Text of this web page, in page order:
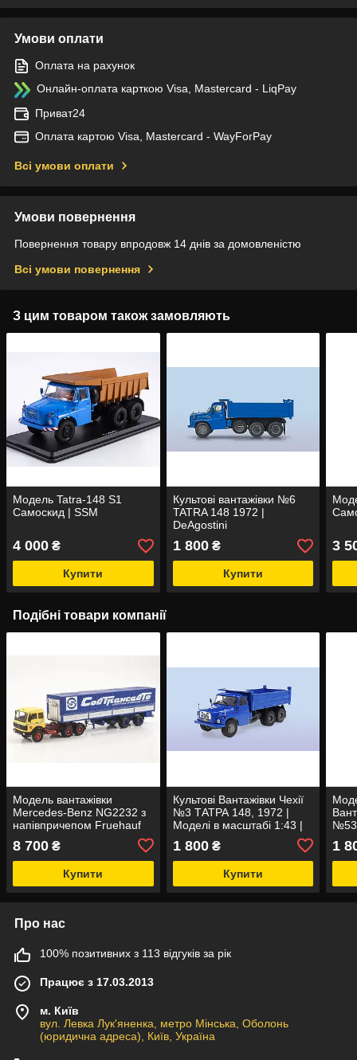
Умови оплати
Оплата на рахунок
Онлайн-оплата карткою Visa, Mastercard - LiqPay
Приват24
Оплата картою Visa, Mastercard - WayForPay
Всі умови оплати
Умови повернення
Повернення товару впродовж 14 днів за домовленістю
Всі умови повернення
З цим товаром також замовляють
Модель Tatra-148 S1
Самоскид | SSM
4 000 ₴
Купити
Культові вантажівки №6
TATRA 148 1972 |
DeAgostini
1 800₴
Купити
3
Подібні товари компанії
Модель вантажівки
Mercedes-Benz NG2232 з
напівпричепом Fruehauf
Savoyarde СовТрансАвто
(жовто/синій) | SSM
8 700 ₴
Купити
Культові Вантажівки Чехії
№3 ТАТРА 148, 1972 |
Моделі в масштабі 1:43 |
1 800₴
Купити
№53
1
Про нас
100% позитивних з 113 відгуків за рік
Працює з 17.03.2013
м. Київ
вул. Левка Лук'яненка, метро Мінська, Оболонь
(юридична адреса), Київ, Україна